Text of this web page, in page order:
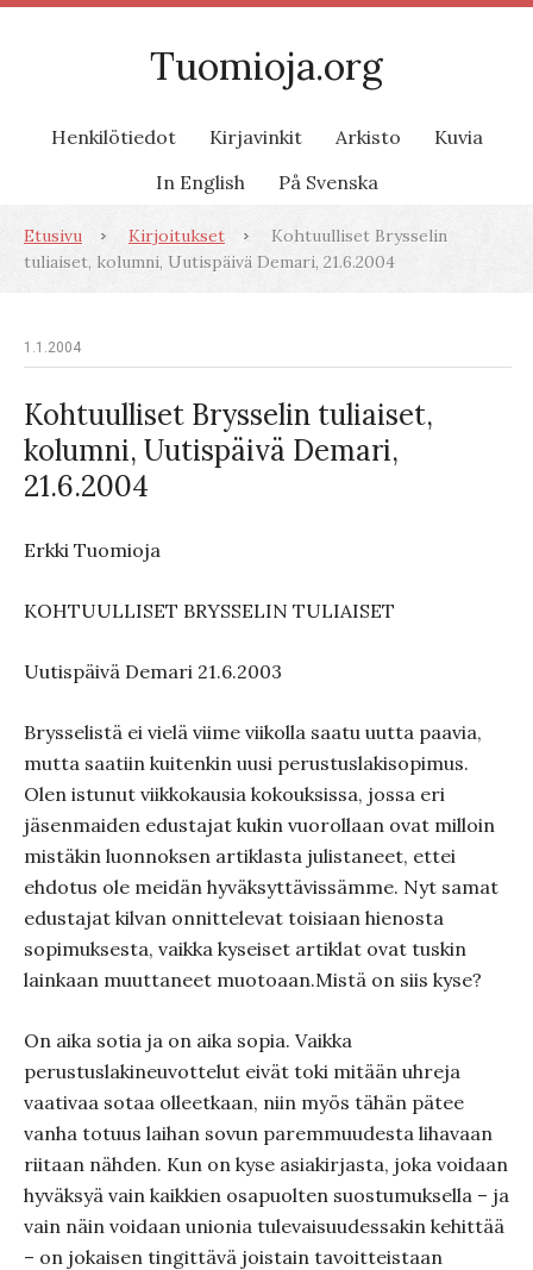
Tuomioja.org
Henkilötiedot Kirjavinkit Arkisto
Kuvia
In English
På Svenska
Etusivu Kirjoitukset
Kohtuulliset Brysselin
tuliaiset, kolumni, Uutispäivä Demari, 21.6.2004
1.1.2004
Kohtuulliset Brysselin tuliaiset,
kolumni, Uutispäivä Demari,
21.6.2004
Erkki Tuomioja
KOHTUULLISET BRYSSELIN TULIAISET
Uutispäivä Demari 21.6.2003
Brysselistä ei vielä viime viikolla saatu uutta paavia,
mutta saatiin kuitenkin uusi perustuslakisopimus.
Olen istunut viikkokausia kokouksissa, jossa eri
jäsenmaiden edustajat kukin vuorollaan ovat milloin
mistäkin luonnoksen artiklasta julistaneet, ettei
ehdotus ole meidän hyväksyttävissämme. Nyt samat
edustajat kilvan onnittelevat toisiaan hienosta
sopimuksesta, vaikka kyseiset artiklat ovat tuskin
lainkaan muuttaneet muotoaan.Mistä on siis kyse?
On aika sotia ja on aika sopia. Vaikka
perustuslakineuvottelut eivät toki mitään uhreja
vaativaa sotaa olleetkaan, niin myös tähän pätee
vanha totuus laihan sovun paremmuudesta lihavaan
riitaan nähden. Kun on kyse asiakirjasta, joka voidaan
hyväksyä vain kaikkien osapuolten suostumuksella – ja
vain näin voidaan unionia tulevaisuudessakin kehittää
– on jokaisen tingittävä joistain tavoitteistaan